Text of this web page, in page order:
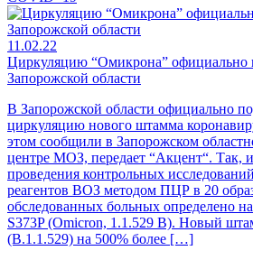
11.02.22
Циркуляцию “Омикрона” официально
Запорожской области
В Запорожской области официально
циркуляцию нового штамма
этом сообщили в Запорожском
центре МОЗ, передает “Акцент“. Так,
проведения контрольных
реагентов ВОЗ методом ПЦР в 20
обследованных больных определено
S373P (Omicron, 1.1.529 B). Новый
(В.1.1.529) на 500% более […]